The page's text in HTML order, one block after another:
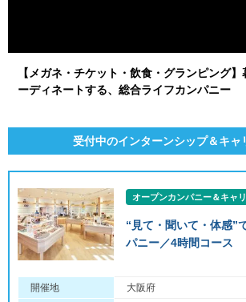
【メガネ・チケット・飲食・グランピング
ーディネートする、総合ライフカンパニー
受付中のインターンシップ＆キャ
オープンカンパニー＆キャ
“見て・聞いて・体感”
パニー／4時間コース
開催地
大阪府